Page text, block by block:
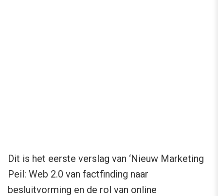
Dit is het eerste verslag van ‘Nieuw Marketing
Peil: Web 2.0 van factfinding naar
besluitvorming en de rol van online